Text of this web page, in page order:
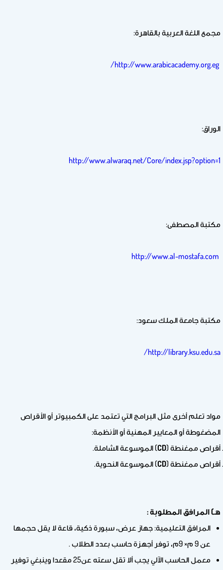
مجمع اللغة العربية بالقاهرة:
http://www.arabicacademy.org.eg/
الوراق:
http://www.alwaraq.net/Core/index.jsp?option=1
مكتبة المصطفى:
http://www.al-mostafa.com
مكتبة جامعة الملك سعود:
http://library.ksu.edu.sa/
مواد تعلم أخرى مثل البرامج التي تعتمد على الكمبيوتر أو الأقراص
المضغوطة أو المعايير المهنية أو الأنظمة:
أقراص ممغنطة (CD) الموسوعة الشاملة.
أقراص ممغنطة (CD) الموسوعة النحوية.
هـ) المرافق المطلوبة :
المرافق التعليمية: جهاز عرض، سبورة ذكية، قاعة لا يقل حجمها
عن 9 م× 9م، توفر أجهزة حاسب بعدد الطلاب .
معمل الحاسب الآلي يجب ألا تقل سعته عن25 مقعدا وينبغي توفير